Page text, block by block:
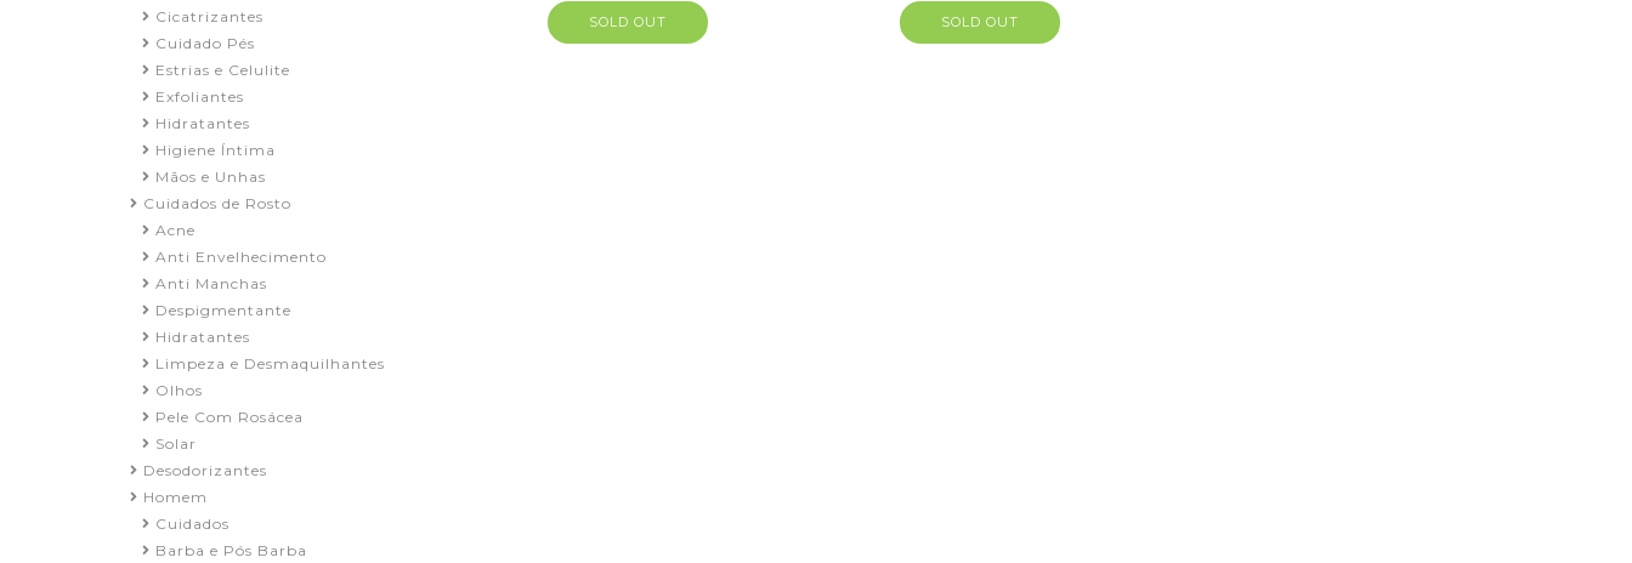
Cicatrizantes
Cuidado Pés
Estrias e Celulite
Exfoliantes
Hidratantes
Higiene Íntima
Mãos e Unhas
Cuidados de Rosto
Acne
Anti Envelhecimento
Anti Manchas
Despigmentante
Hidratantes
Limpeza e Desmaquilhantes
Olhos
Pele Com Rosácea
Solar
Desodorizantes
Homem
Cuidados
Barba e Pós Barba
SOLD OUT SOLD OUT